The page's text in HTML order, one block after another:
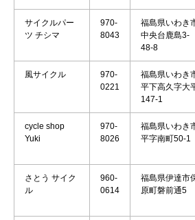
サイクルパー
ツ チシマ
970-
8043
福島県いわき
中央台鹿島3-
48-8
風サイクル
970-
0221
福島県いわき
平下高久字大
147-1
cycle shop
Yuki
970-
8026
福島県いわき
平字南町50-1
さとう サイク
ル
960-
0614
福島県伊達市
原町磐前通5